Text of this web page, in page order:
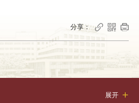
分享：   
展开 